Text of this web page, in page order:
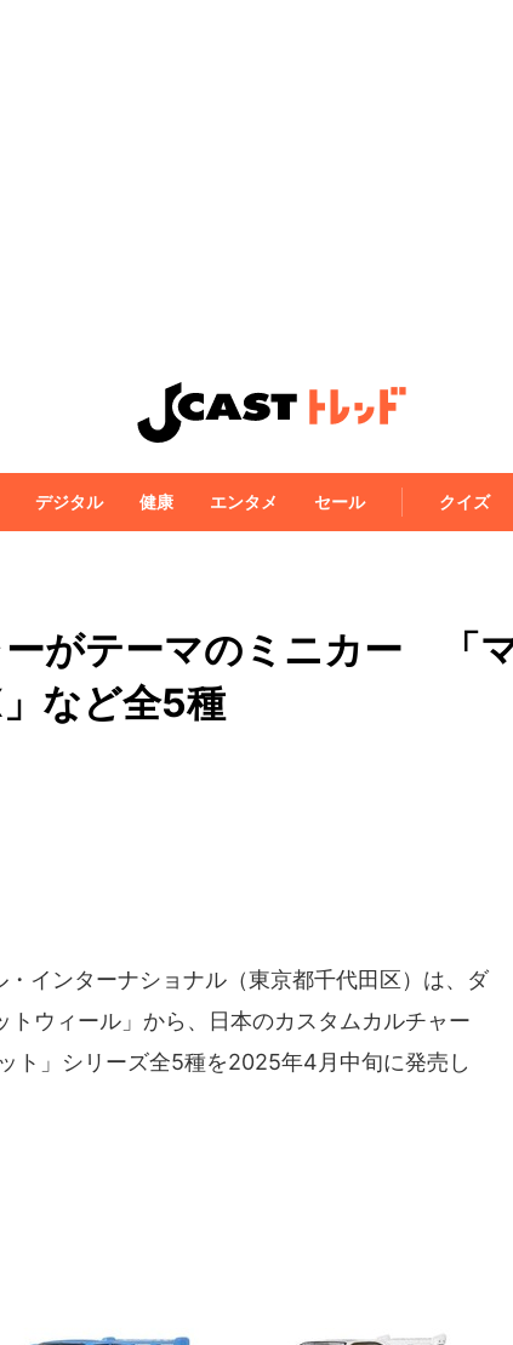
デジタル 健康 エンタメ セール クイズ
がテーマのミニカー 「
など全5種
インターナショナル（東京都千代田区）は、ダ
ウィール」から、日本のカスタムカルチャー
ト」シリーズ全5種を2025年4月中旬に発売し